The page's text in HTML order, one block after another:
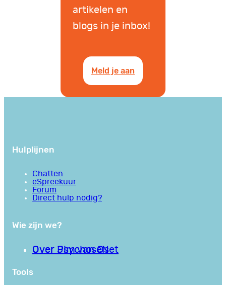
artikelen en
blogs in je inbox!
Meld je aan
Hulplijnen
Chatten
eSpreekuur
Forum
Direct hulp nodig?
Wie zijn we?
Over PsychoseNet
Over Jim van Os
Tools